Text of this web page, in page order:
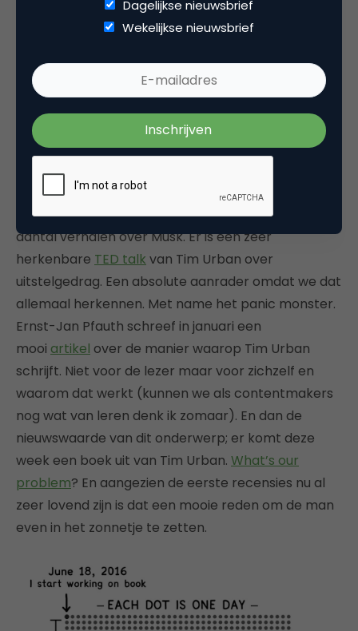
We zetten deze week even iemand in het zonnetje.
Tim Urban. Deze man is niet alleen iemand met een
die zijn gedachtegoed opschrijft is minstens net zo
scherp en een goed verhaal presenteren kan hij
minstens zo goed. Wie is Tim Urban? Hij de schrijver
van een geweldig “long read” blogWait But Why?
Met zoals hij zelf al schrijft een nieuw artikel “every
sometimes”. Op uitnodiging van Elon Musk heeft hij
het gedachtegoed van Musk samengevat in een
aantal verhalen over Musk. Er is een zeer
herkenbare TED talk van Tim Urban over
uitstelgedrag. Een absolute aanrader omdat we dat
allemaal herkennen. Met name het panic monster.
Ernst-Jan Pfauth schreef in januari een
mooi artikel over de manier waarop Tim Urban
schrijft. Niet voor de lezer maar voor zichzelf en
waarom dat werkt (kunnen we als contentmakers
nog wat van leren denk ik zomaar). En dan de
nieuwswaarde van dit onderwerp; er komt deze
week een boek uit van Tim Urban. What’s our
problem? En aangezien de eerste recensies nu al
zeer lovend zijn is dat een mooie reden om de man
even in het zonnetje te zetten.
Dagelijkse nieuwsbrief
Wekelijkse nieuwsbrief